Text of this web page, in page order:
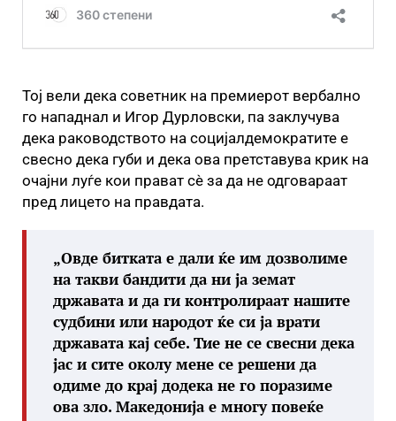
Тој вели дека советник на премиерот вербално
го нападнал и Игор Дурловски, па заклучува
дека раководството на социјалдемократите е
свесно дека губи и дека ова претставува крик на
очајни луѓе кои прават сè за да не одговараат
пред лицето на правдата.
„Овде битката е дали ќе им дозволиме
на такви бандити да ни ја земат
државата и да ги контролираат нашите
судбини или народот ќе си ја врати
државата кај себе. Тие не се свесни дека
јас и сите околу мене се решени да
одиме до крај додека не го поразиме
ова зло. Македонија е многу повеќе